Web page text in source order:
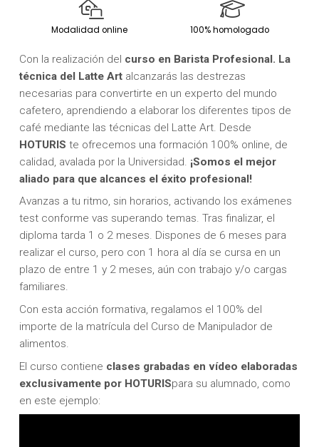
Modalidad online 100% homologado
Con la realización del curso en Barista Profesional. La
técnica del Latte Art alcanzarás las destrezas
necesarias para convertirte en un experto del mundo
cafetero, aprendiendo a elaborar los diferentes tipos de
café mediante las técnicas del Latte Art. Desde
HOTURIS te ofrecemos una formación 100% online, de
calidad, avalada por la Universidad. ¡Somos el mejor
aliado para que alcances el éxito profesional!
Avanzas a tu ritmo, sin horarios, activando los exámenes
test conforme vas superando temas. Tras finalizar, el
diploma tarda 1 o 2 meses. Dispones de 6 meses para
realizar el curso, pero con 1 hora al día se cursa en un
plazo de entre 1 y 2 meses, aún con trabajo y/o cargas
familiares.
Con esta acción formativa, regalamos el 100% del
importe de la matrícula del Curso de Manipulador de
alimentos.
El curso contiene clases grabadas en vídeo elaboradas
exclusivamente por HOTURISpara su alumnado, como
en este ejemplo: